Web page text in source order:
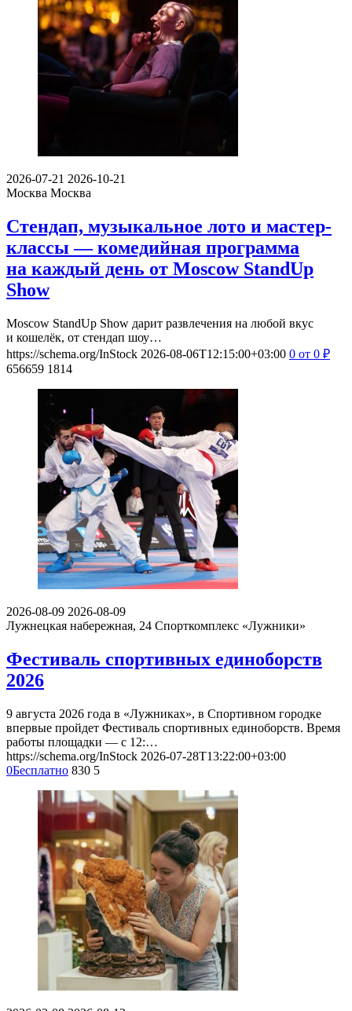
2026-07-21 2026-10-21
Москва Москва
Стендап, музыкальное лото и мастер-
классы — комедийная программа
на каждый день от Moscow StandUp
Show
Moscow StandUp Show дарит развлечения на любой вкус
и кошелёк, от стендап шоу…
https://schema.org/InStock 2026-08-06T12:15:00+03:00 0 от 0 ₽
656659 1814
2026-08-09 2026-08-09
Лужнецкая набережная, 24 Спорткомплекс «Лужники»
Фестиваль спортивных единоборств
2026
9 августа 2026 года в «Лужниках», в Спортивном городке
впервые пройдет Фестиваль спортивных единоборств. Время
работы площадки — с 12:…
https://schema.org/InStock 2026-07-28T13:22:00+03:00
0Бесплатно 830 5